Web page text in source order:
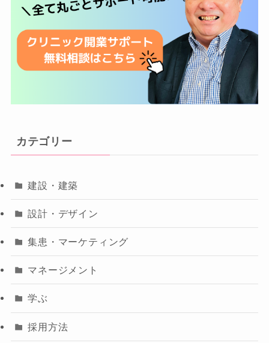
カテゴリー
建設・建築
設計・デザイン
集患・マーケティング
マネージメント
学ぶ
採用方法